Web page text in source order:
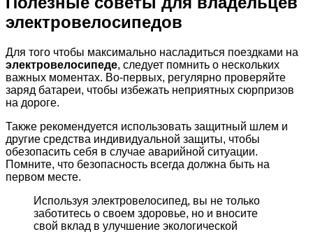
электровелосипедов
Для того чтобы максимально насладиться поездками на
электровелосипеде, следует помнить о нескольких
важных моментах. Во-первых, регулярно проверяйте
заряд батареи, чтобы избежать неприятных сюрпризов
на дороге.
Также рекомендуется использовать защитный шлем и
другие средства индивидуальной защиты, чтобы
обезопасить себя в случае аварийной ситуации.
Помните, что безопасность всегда должна быть на
первом месте.
Используя электровелосипед, вы не только
заботитесь о своем здоровье, но и вносите
свой вклад в улучшение экологической